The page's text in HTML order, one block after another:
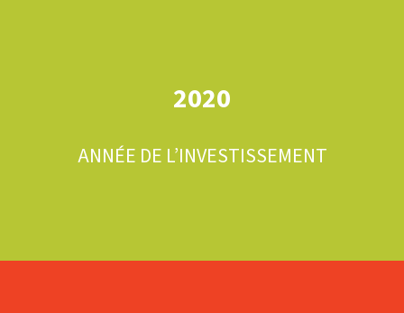
2020
ANNÉE DE L’INVESTISSEMENT